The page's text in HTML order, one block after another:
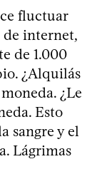
fluctuar
de internet,
de 1.000
¿Alquilás
¿Le
Esto
sangre y el
Lágrimas